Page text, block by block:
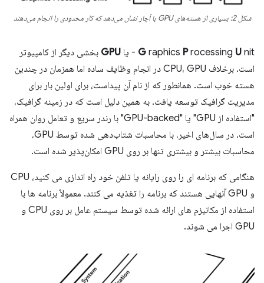
شکل 2: بسیاری از هسته‌های GPU با آچار نشان می‌دهد که کار محدودی را انجام می‌دهند
G raphics Processing U nit - یا GPU بخشی دیگر از کامپیوتر
است. برخلاف CPU، GPU در انجام وظایف ساده اما همزمان در چندین
هسته خوب است. همانطور که از نام آن پیداست، برای اولین بار برای
مدیریت گرافیک توسعه یافت. به همین دلیل است که در زمینه گرافیک،
"استفاده از GPU" یا "GPU-backed" با رندر سریع و تعامل روان همراه
است. در سال‌های اخیر، با محاسبات شتاب‌دهی شده توسط GPU،
محاسبات بیشتر و بیشتری تنها بر روی GPU امکان‌پذیر شده است.
هنگامی که برنامه ای را روی رایانه یا تلفن خود راه اندازی می کنید، CPU
و GPU آنهایی هستند که برنامه را تغذیه می کنند. معمولاً برنامه ها با
استفاده از مکانیزم های ارائه شده توسط سیستم عامل بر روی CPU و
GPU اجرا می شوند.